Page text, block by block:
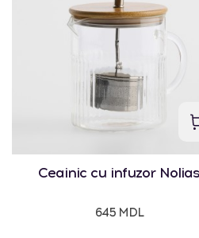
Ceainic cu infuzor Nolias
645 MDL